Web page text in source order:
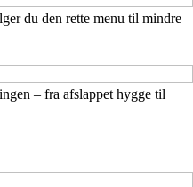
du den rette menu til mindre
– fra afslappet hygge til